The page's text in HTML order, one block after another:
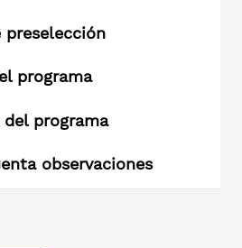
preselección
programa
programa
observaciones